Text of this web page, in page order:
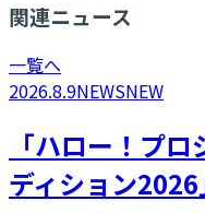
関連ニュース
一覧へ
2026.8.9NEWSNEW
「ハロー！プ
ディション2026